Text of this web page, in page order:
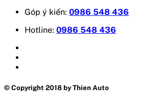
Góp ý kiến: 0986 548 436
Hotline: 0986 548 436
© Copyright 2018 by Thien Auto